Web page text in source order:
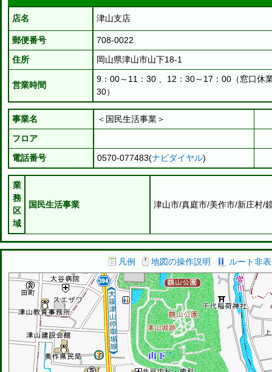
店名 津山支店
郵便番号
708-0022
住所
岡山県津山市山下18-1
営業時間
9：00～11：30 、12：30～17：00（窓口休
30）
事業名
＜国民生活事業＞
フロア
電話番号
0570-077483(ナビダイヤル)
業
務
区
域
国民生活事業 津山市/真庭市/美作市/新庄村/
凡例 地図の操作説明 ルート非